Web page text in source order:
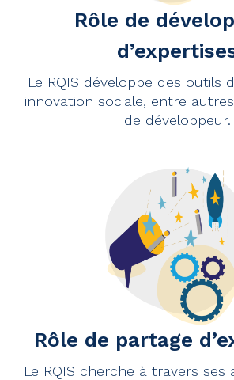
Rôle de
Le RQIS développe des outils
innovation sociale, entre
de développeur.
Rôle de partage
Le RQIS cherche à travers ses